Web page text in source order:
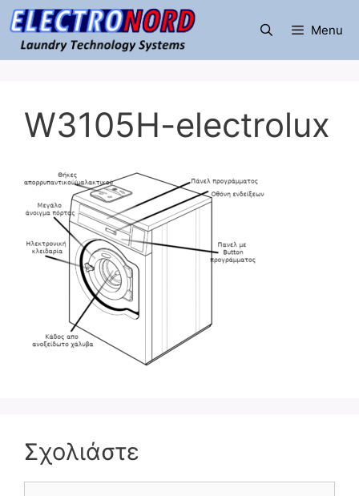
Μετάβαση
σε
περιεχόμενο
Menu
W3105H-electrolux
Σχολιάστε